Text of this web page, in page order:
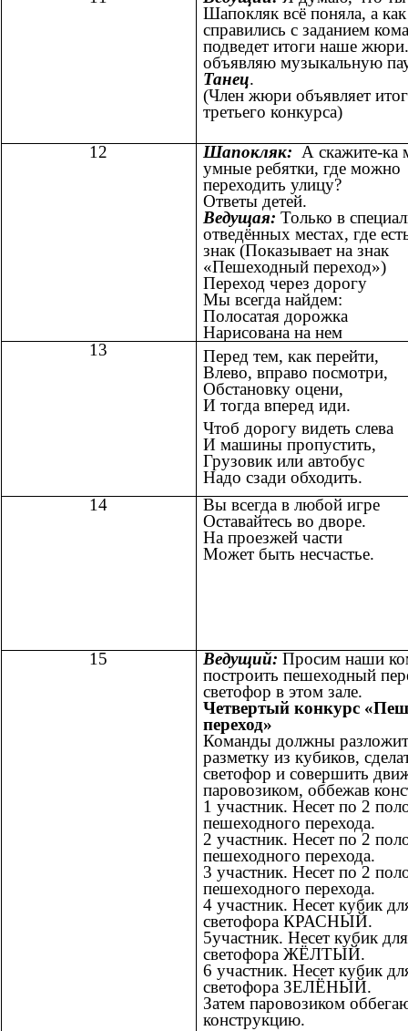
Шапокляк всё поняла, а как
справились с заданием
подведет итоги наше
объявляю музыкальную
Танец.
(Член жюри объявляет
третьего конкурса)
12 Шапокляк: А скажите-ка
умные ребятки, где можно
переходить улицу?
Ответы детей.
Ведущая: Только в
отведённых местах, где
знак (Показывает на знак
«Пешеходный переход»)
Переход через дорогу
Мы всегда найдем:
Полосатая дорожка
Нарисована на нем
13
Перед тем, как перейти,
Влево, вправо посмотри,
Обстановку оцени,
И тогда вперед иди.
Чтоб дорогу видеть слева
И машины пропустить,
Грузовик или автобус
Надо сзади обходить.
14
Вы всегда в любой игре
Оставайтесь во дворе.
На проезжей части
Может быть несчастье.
15 Ведущий: Просим наши
построить пешеходный
светофор в этом зале.
Четвертый конкурс
переход»
Команды должны
разметку из кубиков,
светофор и совершить
паровозиком, оббежав
1 участник. Несет по 2
пешеходного перехода.
2 участник. Несет по 2
пешеходного перехода.
3 участник. Несет по 2
пешеходного перехода.
4 участник. Несет кубик
светофора КРАСНЫЙ.
5участник. Несет кубик для
светофора ЖЁЛТЫЙ.
6 участник. Несет кубик
светофора ЗЕЛЁНЫЙ.
Затем паровозиком
конструкцию.